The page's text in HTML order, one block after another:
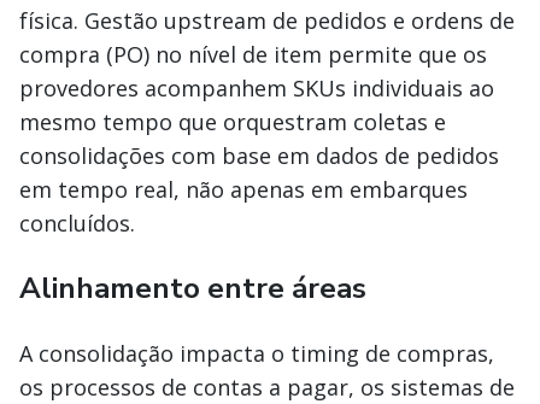
física. Gestão upstream de pedidos e ordens de
compra (PO) no nível de item permite que os
provedores acompanhem SKUs individuais ao
mesmo tempo que orquestram coletas e
consolidações com base em dados de pedidos
em tempo real, não apenas em embarques
concluídos.
Alinhamento entre áreas
A consolidação impacta o timing de compras,
os processos de contas a pagar, os sistemas de